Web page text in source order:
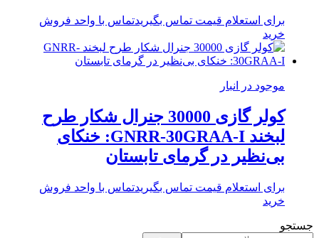
برای استعلام قیمت تماس بگیریدتماس با واحد فروش
خرید
موجود در انبار
کولر گازی 30000 جنرال شکار طرح
لبخند GNRR-30GRAA-I: خنکای
بی‌نظیر در گرمای تابستان
برای استعلام قیمت تماس بگیریدتماس با واحد فروش
خرید
جستجو